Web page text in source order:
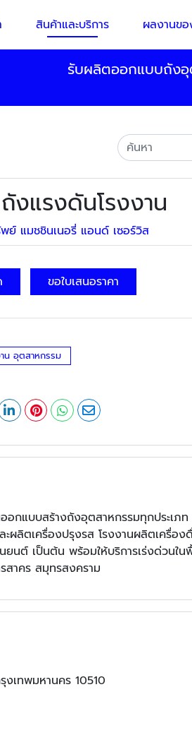
สินค้าและบริการ ผลงานขอ
รับผลิตออกแบบถัง
งแรงดันโรงงาน
ย์ แมชชินเนอรี่ แอนด์ เซอร์วิส
ขอใบเสนอราคา
น อุตสาหกรรม
อกแบบสร้างถังอุตสาหกรรมทุกประเภ
ผลิตเครื่องปรุงรส โรงงานผลิตเครื่อ
นต์ เป็นต้น พร้อมให้บริการเร่งด่วน
สาคร สมุทรสงคราม
เทพมหานคร 10510